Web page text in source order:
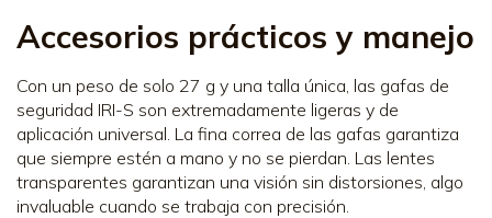
Accesorios prácticos y manejo
Con un peso de solo 27 g y una talla única, las gafas de
seguridad IRI-S son extremadamente ligeras y de
aplicación universal. La fina correa de las gafas garantiza
que siempre estén a mano y no se pierdan. Las lentes
transparentes garantizan una visión sin distorsiones, algo
invaluable cuando se trabaja con precisión.